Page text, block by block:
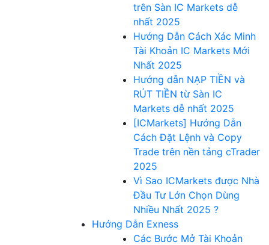
trên Sàn IC Markets dễ
nhất 2025
Hướng Dẫn Cách Xác Minh
Tài Khoản IC Markets Mới
Nhất 2025
Hướng dẫn NẠP TIỀN và
RÚT TIỀN từ Sàn IC
Markets dễ nhất 2025
[ICMarkets] Hướng Dẫn
Cách Đặt Lệnh và Copy
Trade trên nền tảng cTrader
2025
Vì Sao ICMarkets được Nhà
Đầu Tư Lớn Chọn Dùng
Nhiều Nhất 2025 ?
Hướng Dẫn Exness
Các Bước Mở Tài Khoản